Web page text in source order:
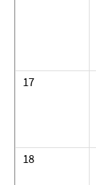
17
18